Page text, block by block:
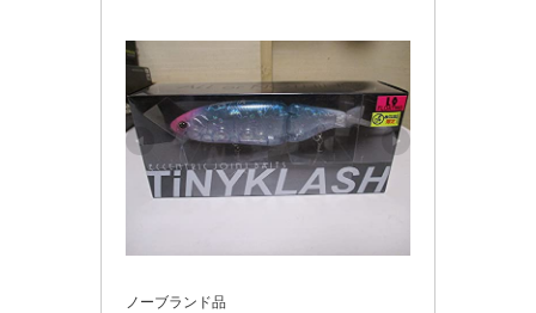
ノーブランド品